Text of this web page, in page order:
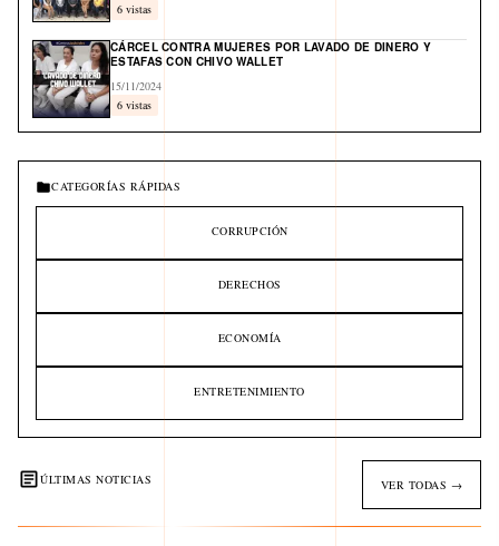
6 vistas
CÁRCEL CONTRA MUJERES POR LAVADO DE DINERO Y
ESTAFAS CON CHIVO WALLET
15/11/2024
6 vistas
CATEGORÍAS RÁPIDAS
CORRUPCIÓN
DERECHOS
ECONOMÍA
ENTRETENIMIENTO
ÚLTIMAS NOTICIAS VER TODAS →